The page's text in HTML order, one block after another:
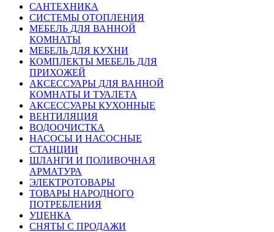
САНТЕХНИКА
СИСТЕМЫ ОТОПЛЕНИЯ
МЕБЕЛЬ ДЛЯ ВАННОЙ
КОМНАТЫ
МЕБЕЛЬ ДЛЯ КУХНИ
КОМПЛЕКТЫ МЕБЕЛЬ ДЛЯ
ПРИХОЖЕЙ
АКСЕССУАРЫ ДЛЯ ВАННОЙ
КОМНАТЫ И ТУАЛЕТА
АКСЕССУАРЫ КУХОННЫЕ
ВЕНТИЛЯЦИЯ
ВОДООЧИСТКА
НАСОСЫ И НАСОСНЫЕ
СТАНЦИИ
ШЛАНГИ И ПОЛИВОЧНАЯ
АРМАТУРА
ЭЛЕКТРОТОВАРЫ
ТОВАРЫ НАРОДНОГО
ПОТРЕБЛЕНИЯ
УЦЕНКА
СНЯТЫ С ПРОДАЖИ